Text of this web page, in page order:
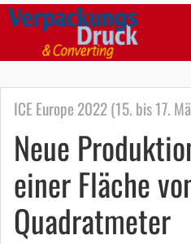
ICE Europe 2022 (15. bis 17.
Neue
einer Fläche
Quadratmeter